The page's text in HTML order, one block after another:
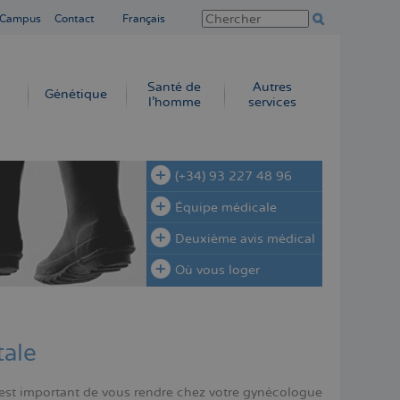
Contact Français
Génétique
Santé de
l’homme
Autres
services
(+34) 93 227 48 96
Équipe médicale
Deuxième avis médical
Où vous loger
important de vous rendre chez votre gynécologue